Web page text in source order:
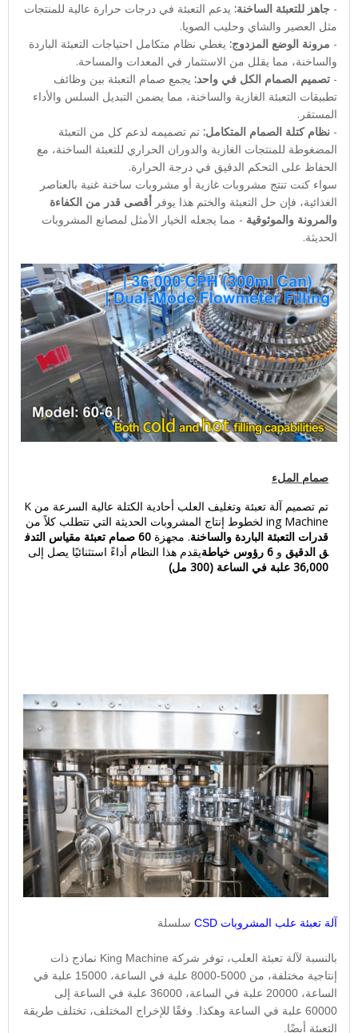
- جاهز للتعبئة الساخنة: يدعم التعبئة في درجات حرارة عالية للمنتجات
مثل العصير والشاي وحليب الصويا.
- مرونة الوضع المزدوج: يغطي نظام متكامل احتياجات التعبئة الباردة
والساخنة، مما يقلل من الاستثمار في المعدات والمساحة.
- تصميم الصمام الكل في واحد: يجمع صمام التعبئة بين وظائف
تطبيقات التعبئة الغازية والساخنة، مما يضمن التبديل السلس والأداء
المستقر.
- نظام كتلة الصمام المتكامل: تم تصميمه لدعم كل من التعبئة
المضغوطة للمنتجات الغازية والدوران الحراري للتعبئة الساخنة، مع
الحفاظ على التحكم الدقيق في درجة الحرارة.
سواء كنت تنتج مشروبات غازية أو مشروبات ساخنة غنية بالعناصر
الغذائية، فإن حل التعبئة والختم هذا يوفر أقصى قدر من الكفاءة
والمرونة والموثوقية - مما يجعله الخيار الأمثل لمصانع المشروبات
الحديثة.
صمام الملء
تم تصميم آلة تعبئة وتغليف العلب أحادية الكتلة عالية السرعة من K
ing Machine لخطوط إنتاج المشروبات الحديثة التي تتطلب كلاً من
قدرات التعبئة الباردة والساخنة. مجهزة
60 صمام تعبئة مقياس التدف
ق الدقيق و 6 رؤوس خياطة
يقدم هذا النظام أداءً استثنائيًا يصل إلى
36,000 علبة في الساعة (300 مل)
آلة تعبئة علب المشروبات CSD سلسلة
بالنسبة لآلة تعبئة العلب، توفر شركة King Machine نماذج ذات
إنتاجية مختلفة، من 5000-8000 علبة في الساعة، 15000 علبة في
الساعة، 20000 علبة في الساعة، 36
000 علبة في الساعة
إلى
60000 علبة في الساعة وهكذا. وفقًا للإخراج المختلف، تختلف طريقة
التعبئة أيضًا.